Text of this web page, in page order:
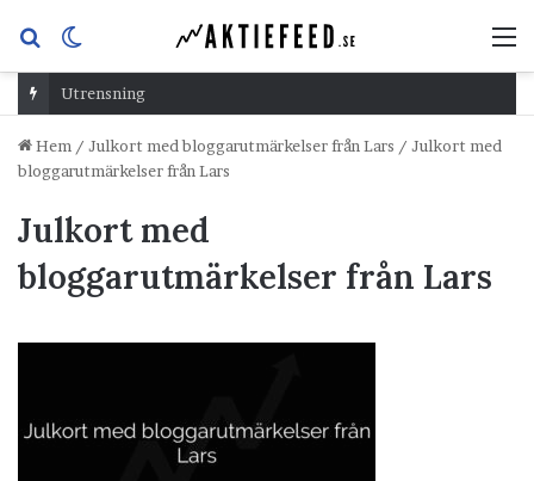
Sök
efterskin
Utrensning
Hem / Julkort med bloggarutmärkelser från Lars / Julkort med
bloggarutmärkelser från Lars
Julkort med
bloggarutmärkelser från Lars